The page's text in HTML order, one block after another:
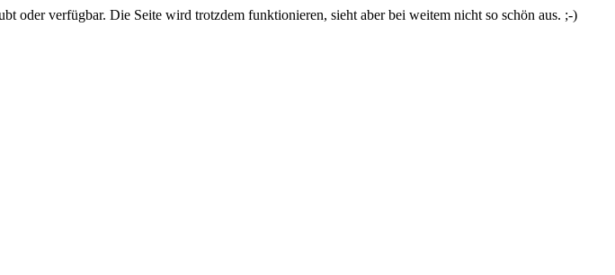
oder verfügbar. Die Seite wird trotzdem funktionieren, sieht aber bei weitem nicht so schön aus. ;-)